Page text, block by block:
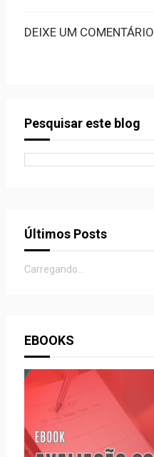
DEIXE UM COMENTÁRIO
Pesquisar este blog
Últimos Posts
Carregando...
EBOOKS